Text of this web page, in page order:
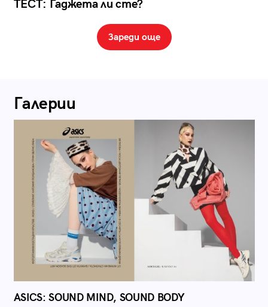
ТЕСТ: Гаджета ли сте?
Зареди още
Галерии
ASICS: SOUND MIND, SOUND BODY